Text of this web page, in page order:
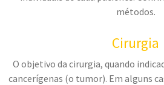
métodos.
Cirurgia
O objetivo da cirurgia, quando
cancerígenas (o tumor). Em alguns